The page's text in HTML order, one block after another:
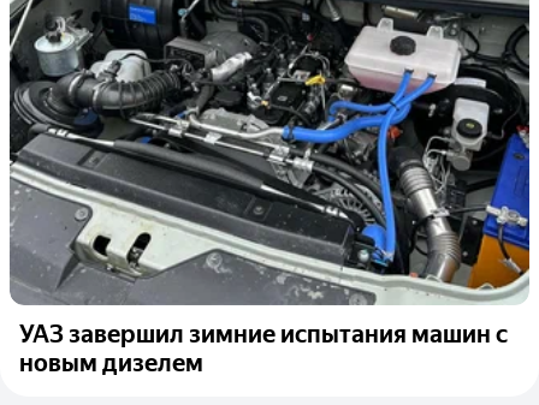
УАЗ завершил зимние испытания машин с
новым дизелем